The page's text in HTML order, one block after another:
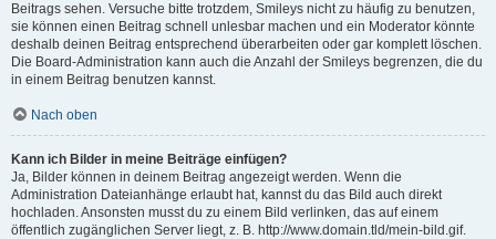
Beitrags sehen. Versuche bitte trotzdem, Smileys nicht zu häufig zu benutzen,
sie können einen Beitrag schnell unlesbar machen und ein Moderator könnte
deshalb deinen Beitrag entsprechend überarbeiten oder gar komplett löschen.
Die Board-Administration kann auch die Anzahl der Smileys begrenzen, die du
in einem Beitrag benutzen kannst.
Nach oben
Kann ich Bilder in meine Beiträge einfügen?
Ja, Bilder können in deinem Beitrag angezeigt werden. Wenn die
Administration Dateianhänge erlaubt hat, kannst du das Bild auch direkt
hochladen. Ansonsten musst du zu einem Bild verlinken, das auf einem
öffentlich zugänglichen Server liegt, z. B. http://www.domain.tld/mein-bild.gif.